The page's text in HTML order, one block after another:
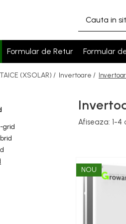
Formular de Retur Formular
(XSOLAR) / Invertoare /
grid
Afiseaza: 1-4
NOU